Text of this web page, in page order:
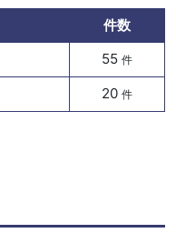
件数
55 件
20 件